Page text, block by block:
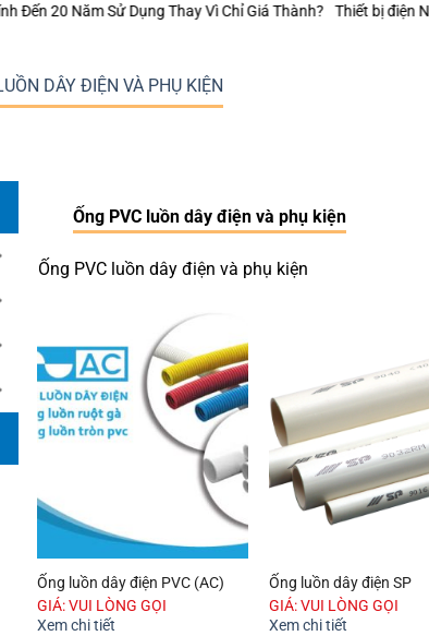
Thay Vì Chỉ Giá Thành? Thiết bị điện Nanoco – Vì sao
DÂY ĐIỆN VÀ PHỤ KIỆN
Ống PVC luồn dây điện và phụ kiện
Ống PVC luồn dây điện và phụ kiện
Ống luồn dây điện PVC (AC)
GIÁ: VUI LÒNG GỌI
Xem chi tiết
Ống luồn dây điện SP
GIÁ: VUI LÒNG GỌI
Xem chi tiết